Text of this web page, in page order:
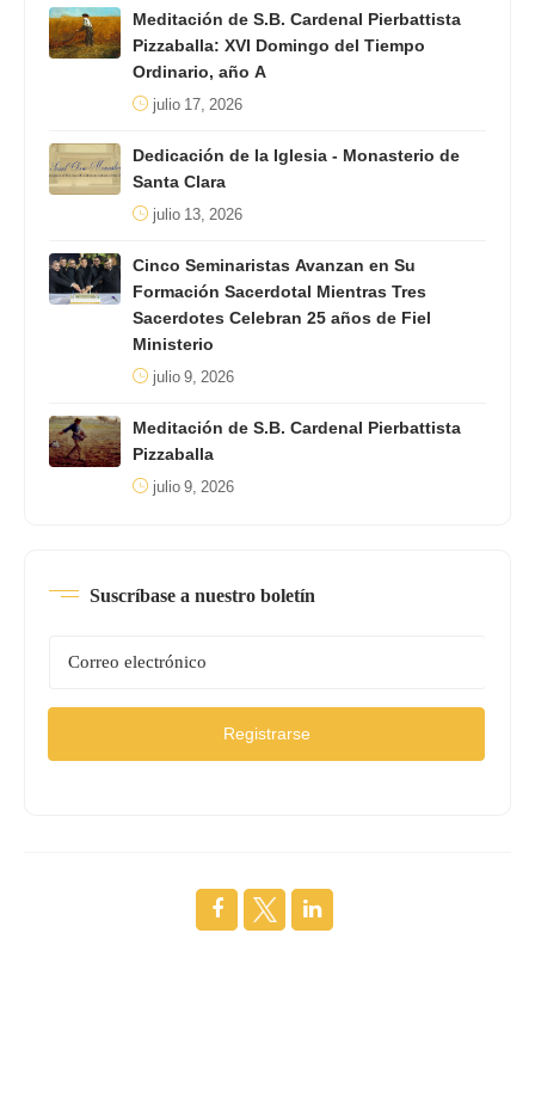
Meditación de S.B. Cardenal Pierbattista
Pizzaballa: XVI Domingo del Tiempo
Ordinario, año A
julio 17, 2026
Dedicación de la Iglesia - Monasterio de
Santa Clara
julio 13, 2026
Cinco Seminaristas Avanzan en Su
Formación Sacerdotal Mientras Tres
Sacerdotes Celebran 25 años de Fiel
Ministerio
julio 9, 2026
Meditación de S.B. Cardenal Pierbattista
Pizzaballa
julio 9, 2026
Suscríbase a nuestro boletín
Registrarse